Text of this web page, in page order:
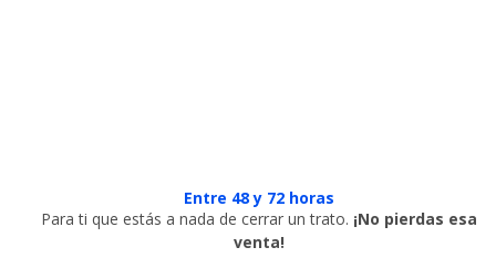
Entre 48 y 72 horas
Para ti que estás a nada de cerrar un trato. ¡No pierdas esa
venta!